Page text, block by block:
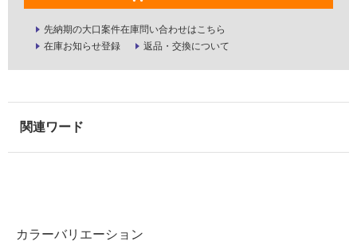
先納期の大口案件在庫問い合わせはこちら
在庫お知らせ登録
返品・交換について
カラーバリエーション
な
い
屋
屋
外
壁